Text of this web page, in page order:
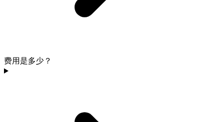
费用是多少？